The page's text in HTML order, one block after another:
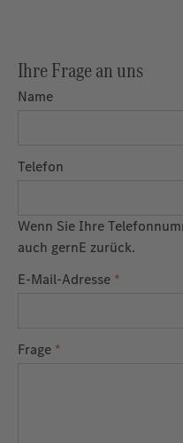
Ihre Frage an uns
Name
Telefon
Wenn Sie Ihre
auch gernE zurück.
E-Mail-Adresse *
Frage *